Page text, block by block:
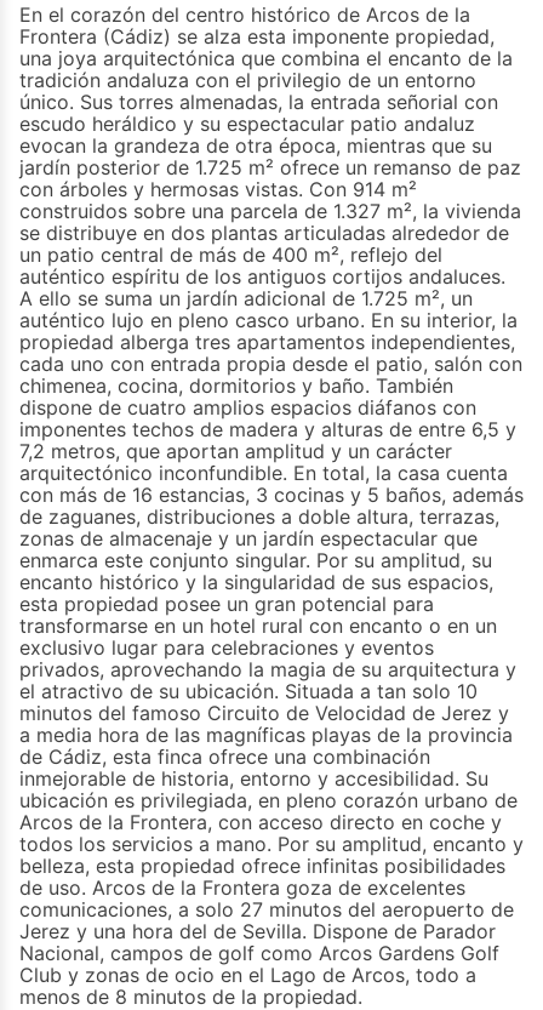
En el corazón del centro histórico de Arcos de la
Frontera (Cádiz) se alza esta imponente propiedad,
una joya arquitectónica que combina el encanto de la
tradición andaluza con el privilegio de un entorno
único. Sus torres almenadas, la entrada señorial con
escudo heráldico y su espectacular patio andaluz
evocan la grandeza de otra época, mientras que su
jardín posterior de 1.725 m² ofrece un remanso de paz
con árboles y hermosas vistas. Con 914 m²
construidos sobre una parcela de 1.327 m², la vivienda
se distribuye en dos plantas articuladas alrededor de
un patio central de más de 400 m², reflejo del
auténtico espíritu de los antiguos cortijos andaluces.
A ello se suma un jardín adicional de 1.725 m², un
auténtico lujo en pleno casco urbano. En su interior, la
propiedad alberga tres apartamentos independientes,
cada uno con entrada propia desde el patio, salón con
chimenea, cocina, dormitorios y baño. También
dispone de cuatro amplios espacios diáfanos con
imponentes techos de madera y alturas de entre 6,5 y
7,2 metros, que aportan amplitud y un carácter
arquitectónico inconfundible. En total, la casa cuenta
con más de 16 estancias, 3 cocinas y 5 baños, además
de zaguanes, distribuciones a doble altura, terrazas,
zonas de almacenaje y un jardín espectacular que
enmarca este conjunto singular. Por su amplitud, su
encanto histórico y la singularidad de sus espacios,
esta propiedad posee un gran potencial para
transformarse en un hotel rural con encanto o en un
exclusivo lugar para celebraciones y eventos
privados, aprovechando la magia de su arquitectura y
el atractivo de su ubicación. Situada a tan solo 10
minutos del famoso Circuito de Velocidad de Jerez y
a media hora de las magníficas playas de la provincia
de Cádiz, esta finca ofrece una combinación
inmejorable de historia, entorno y accesibilidad. Su
ubicación es privilegiada, en pleno corazón urbano de
Arcos de la Frontera, con acceso directo en coche y
todos los servicios a mano. Por su amplitud, encanto y
belleza, esta propiedad ofrece infinitas posibilidades
de uso. Arcos de la Frontera goza de excelentes
comunicaciones, a solo 27 minutos del aeropuerto de
Jerez y una hora del de Sevilla. Dispone ‌de ‌Parador
‌Nacional, ‌campos de ‌golf como Arcos ‌Gardens ‌Golf
Club y ‌zonas de ‌ocio ‌en ‌el Lago de ‌Arcos, todo a
‌menos ‌de ‌8 ‌minutos ‌de ‌la ‌propiedad.